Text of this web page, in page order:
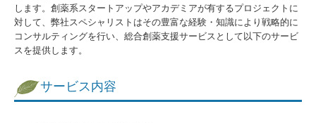
試験施設概要
信頼性保証体制
します。創薬系スタートアップやアカデミアが有するプロジェクトに
対して、弊社スペシャリストはその豊富な経験・知識により戦略的に
コンサルティングを行い、総合創薬支援サービスとして以下のサービ
スを提供します。
サービス内容